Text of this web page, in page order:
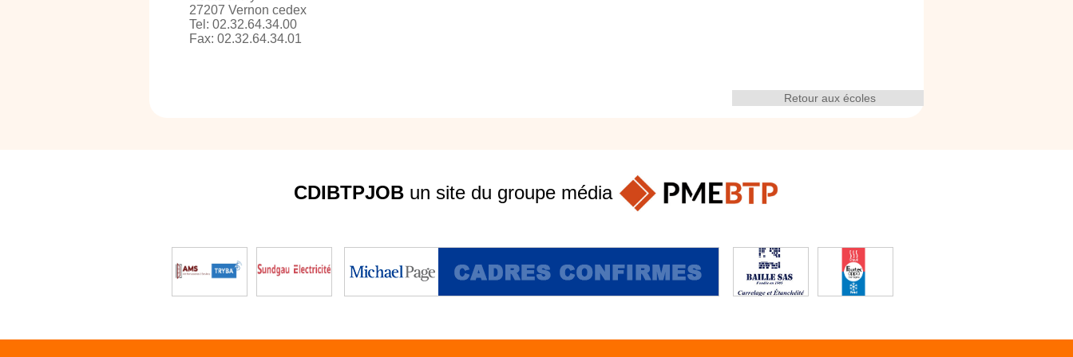
27207 Vernon cedex
Tel: 02.32.64.34.00
Fax: 02.32.64.34.01
Retour aux écoles
CDIBTPJOBun site du groupe média